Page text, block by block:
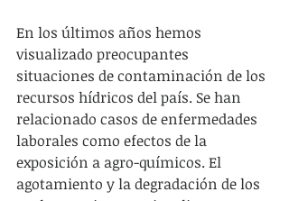
En los últimos años hemos
visualizado preocupantes
situaciones de contaminación de los
recursos hídricos del país. Se han
relacionado casos de enfermedades
laborales como efectos de la
exposición a agro-químicos. El
agotamiento y la degradación de los